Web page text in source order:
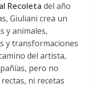
Recoleta del año
Giuliani crea un
y animales,
y transformaciones
del artista,
pero no
ni recetas